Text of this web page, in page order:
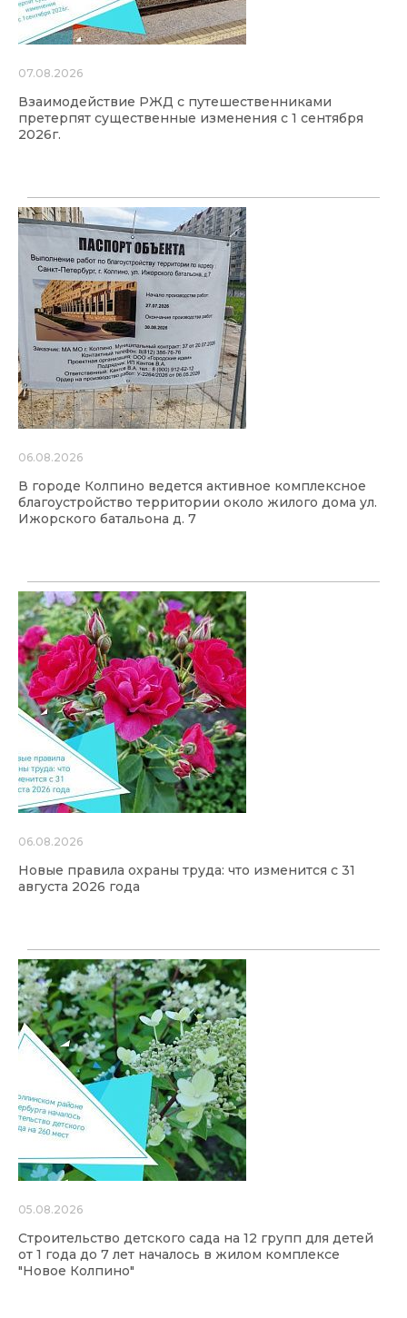
07.08.2026
Взаимодействие РЖД с путешественниками
претерпят существенные изменения с 1 сентября
2026г.
06.08.2026
В городе Колпино ведется активное комплексное
благоустройство территории около жилого дома ул.
Ижорского батальона д. 7
06.08.2026
Новые правила охраны труда: что изменится с 31
августа 2026 года
05.08.2026
Строительство детского сада на 12 групп для детей
от 1 года до 7 лет началось в жилом комплексе
"Новое Колпино"